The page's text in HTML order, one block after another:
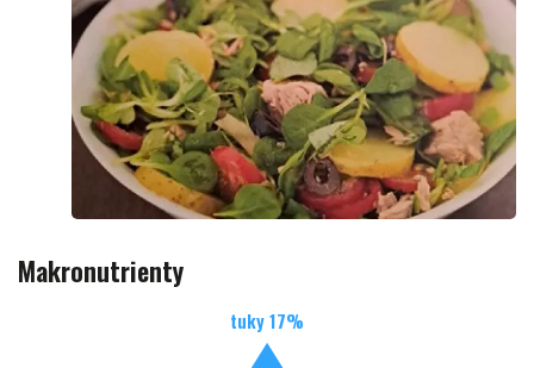
Makronutrienty
tuky17%